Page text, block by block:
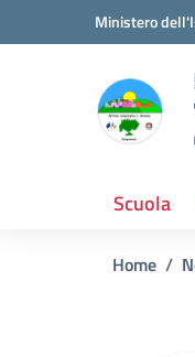
Vai ai contenuti
Vai al menu di navigazione
Ministero
Scuola
Home